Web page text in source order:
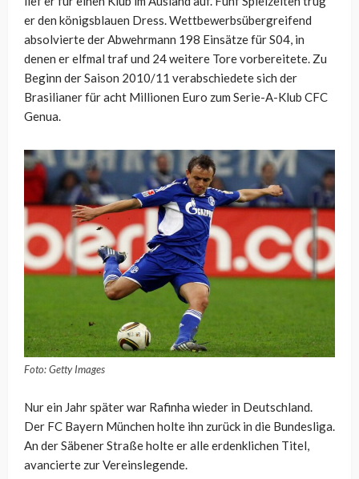
er den königsblauen Dress. Wettbewerbsübergreifend
absolvierte der Abwehrmann 198 Einsätze für S04, in
denen er elfmal traf und 24 weitere Tore vorbereitete. Zu
Beginn der Saison 2010/11 verabschiedete sich der
Brasilianer für acht Millionen Euro zum Serie-A-Klub CFC
Genua.
Foto: Getty Images
Nur ein Jahr später war Rafinha wieder in Deutschland.
Der FC Bayern München holte ihn zurück in die Bundesliga.
An der Säbener Straße holte er alle erdenklichen Titel,
avancierte zur Vereinslegende.